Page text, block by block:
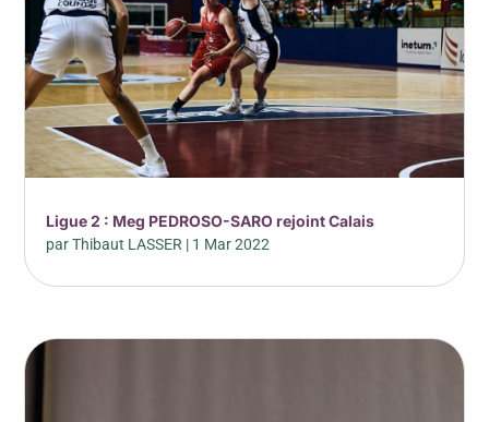
Ligue 2 : Meg PEDROSO-SARO rejoint Calais
parThibaut LASSER | 1 Mar 2022